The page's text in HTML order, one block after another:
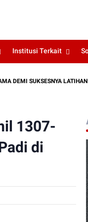
Institusi Terkait
SUKSESNYA LATIHAN TNI
1307-
di